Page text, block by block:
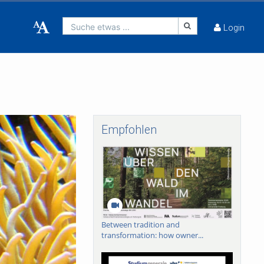
Suche etwas ... Login
Empfohlen
Between tradition and
transformation: how owner...